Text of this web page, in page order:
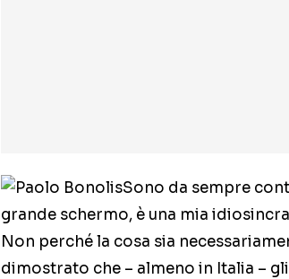
Sono da sempre
grande schermo, è una mia
Non perché la cosa sia
dimostrato che – almeno in Italia –